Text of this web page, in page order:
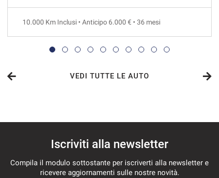
48 Mesi
VEDI
10.000 Km Inclusi • Anticipo 6.000 € • 36 mesi
VEDI TUTTE LE AUTO
Iscriviti alla newsletter
Compila il modulo sottostante per iscriverti alla newsletter e
ricevere aggiornamenti sulle nostre novità.